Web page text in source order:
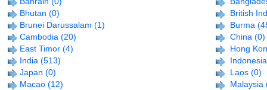
Bhutan (0)
British
Brunei Darussalam (1) Burma
Cambodia (20) China (0)
East Timor (4)
Hong
India (513)
Indonesia
Japan (0) Laos (0)
Macao (12) Malaysia